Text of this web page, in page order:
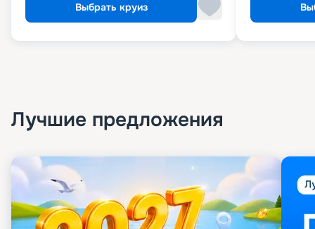
Выбрать круиз
Лучшие предложения